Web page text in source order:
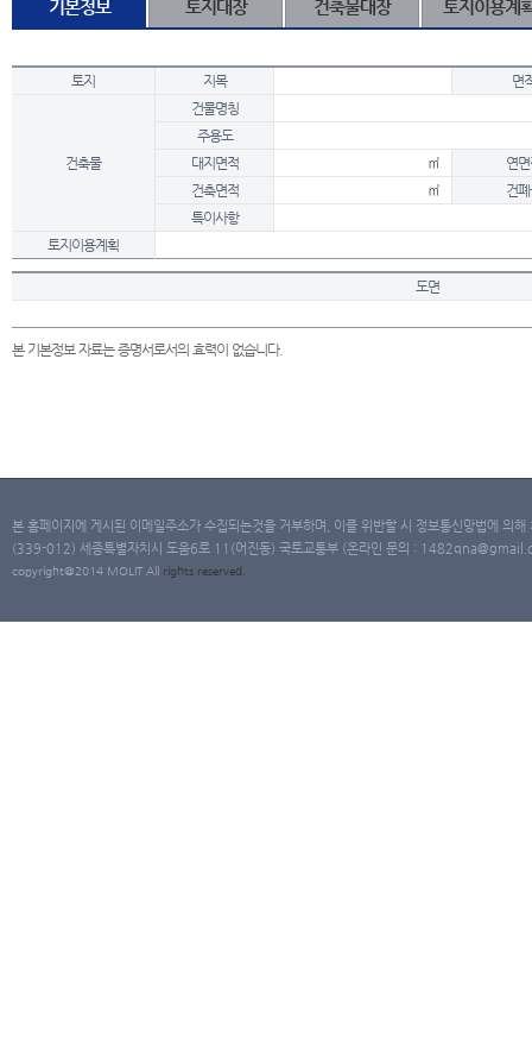
기본정보 토지대장 건축물대장 토지이용계
토지 지목 면
건축물
건물명칭
주용도
대지면적
㎡
연
건축면적
㎡
건
특이사항
토지이용계획
도면
본 기본정보 자료는 증명서로서의 효력이 없습니다.
본 홈페이지에 게시된 이메일주소가 수집되는것을 거부하며, 이를 위반할 시 정보통신망법에 의
(339-012) 세종특별자치시 도움6로 11(어진동) 국토교통부 (온라인 문의 :
copyright@2014 MOLIT All rights reserved.